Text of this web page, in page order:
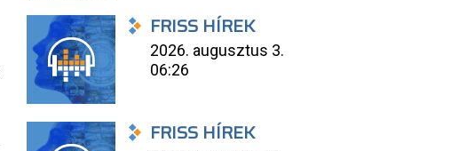
FRISS HÍREK
2026. augusztus 3.
06:26
FRISS HÍREK